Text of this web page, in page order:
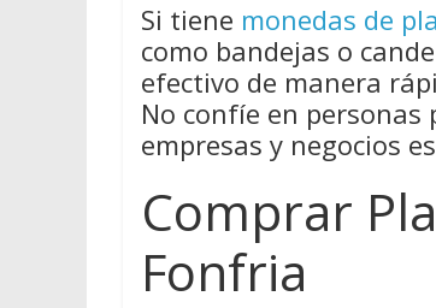
Si tiene monedas de
como bandejas o
efectivo de manera
No confíe en
empresas y negocios
Comprar
Fonfria